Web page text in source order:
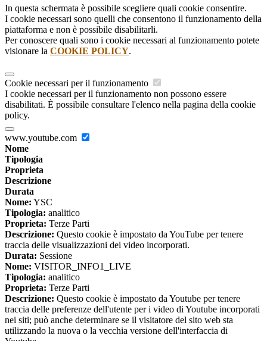
In questa schermata è possibile scegliere quali cookie consentire.
I cookie necessari sono quelli che consentono il funzionamento della
piattaforma e non è possibile disabilitarli.
Per conoscere quali sono i cookie necessari al funzionamento potete
visionare la COOKIE POLICY.
Cookie necessari per il funzionamento
I cookie necessari per il funzionamento non possono essere
disabilitati. È possibile consultare l'elenco nella pagina della cookie
policy.
www.youtube.com
Nome
Tipologia
Proprieta
Descrizione
Durata
Nome: YSC
Tipologia: analitico
Proprieta: Terze Parti
Descrizione: Questo cookie è impostato da YouTube per tenere
traccia delle visualizzazioni dei video incorporati.
Durata: Sessione
Nome: VISITOR_INFO1_LIVE
Tipologia: analitico
Proprieta: Terze Parti
Descrizione: Questo cookie è impostato da Youtube per tenere
traccia delle preferenze dell'utente per i video di Youtube incorporati
nei siti; può anche determinare se il visitatore del sito web sta
utilizzando la nuova o la vecchia versione dell'interfaccia di